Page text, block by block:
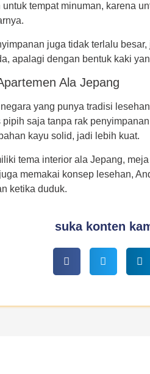
tempat minuman, karena
juga tidak terlalu
apalagi dengan bentuk kaki
Ala Jepang
yang punya tradisi
pipih saja tanpa rak
kayu solid, jadi lebih kuat.
tema interior ala Jepang,
memakai konsep lesehan,
ketika duduk.
suka konten